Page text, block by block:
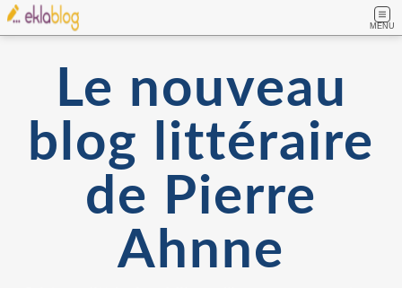
MENU
Le nouveau
blog littéraire
de Pierre
Ahnne